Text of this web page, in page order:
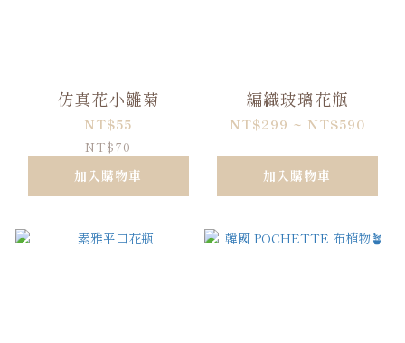
仿真花小雛菊
NT$55
NT$70
加入購物車
編織玻璃花瓶
NT$299 ~ NT$590
加入購物車